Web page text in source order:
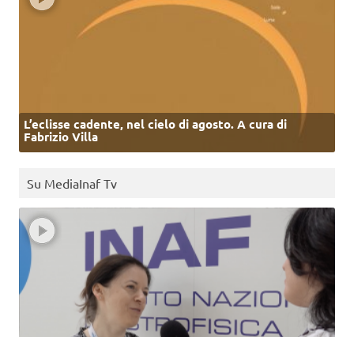
L’eclisse cadente, nel cielo di agosto. A cura di
Fabrizio Villa
Su MediaInaf Tv